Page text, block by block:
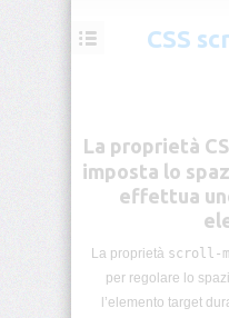
CSS
Selettori
CSS
classi
CSS
La proprietà
imposta lo
effettua
La proprietà scroll-
per regolare lo
l’elemento target